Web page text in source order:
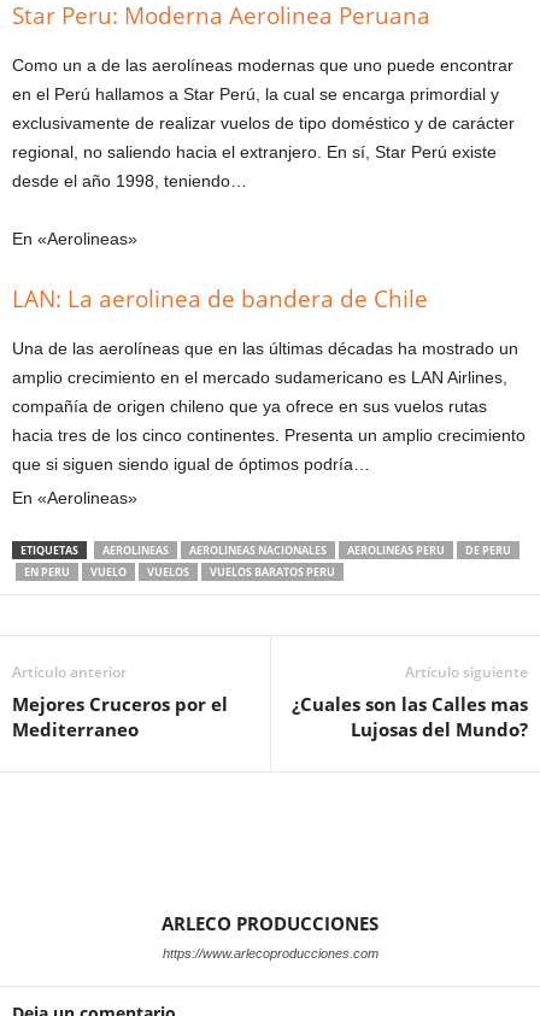
Star Peru: Moderna Aerolinea Peruana
Como un a de las aerolíneas modernas que uno puede encontrar
en el Perú hallamos a Star Perú, la cual se encarga primordial y
exclusivamente de realizar vuelos de tipo doméstico y de carácter
regional, no saliendo hacia el extranjero. En sí, Star Perú existe
desde el año 1998, teniendo…
En «Aerolineas»
LAN: La aerolinea de bandera de Chile
Una de las aerolíneas que en las últimas décadas ha mostrado un
amplio crecimiento en el mercado sudamericano es LAN Airlines,
compañía de origen chileno que ya ofrece en sus vuelos rutas
hacia tres de los cinco continentes. Presenta un amplio crecimiento
que si siguen siendo igual de óptimos podría…
En «Aerolineas»
ETIQUETAS AEROLINEAS AEROLINEAS NACIONALES AEROLINEAS PERU
DE PERU
EN PERU
VUELO VUELOS VUELOS BARATOS PERU
Artículo anterior
Mejores Cruceros por el
Mediterraneo
Artículo siguiente
¿Cuales son las Calles mas
Lujosas del Mundo?
ARLECO PRODUCCIONES
https://www.arlecoproducciones.com